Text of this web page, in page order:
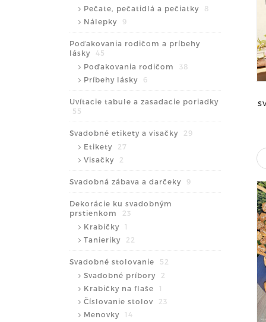
Pečate, pečatidlá a pečiatky
8
Nálepky
9
Poďakovania rodičom a príbehy
lásky
45
Poďakovania rodičom
38
Príbehy lásky
6
Uvítacie tabule a zasadacie poriadky
55
Svadobné etikety a visačky
29
Etikety
27
Visačky
2
Svadobná zábava a darčeky 9
Dekorácie ku svadobným
prstienkom
23
Krabičky
1
Tanieriky
22
Svadobné stolovanie
52
Svadobné príbory
2
Krabičky na flaše
1
Číslovanie stolov
23
Menovky
14